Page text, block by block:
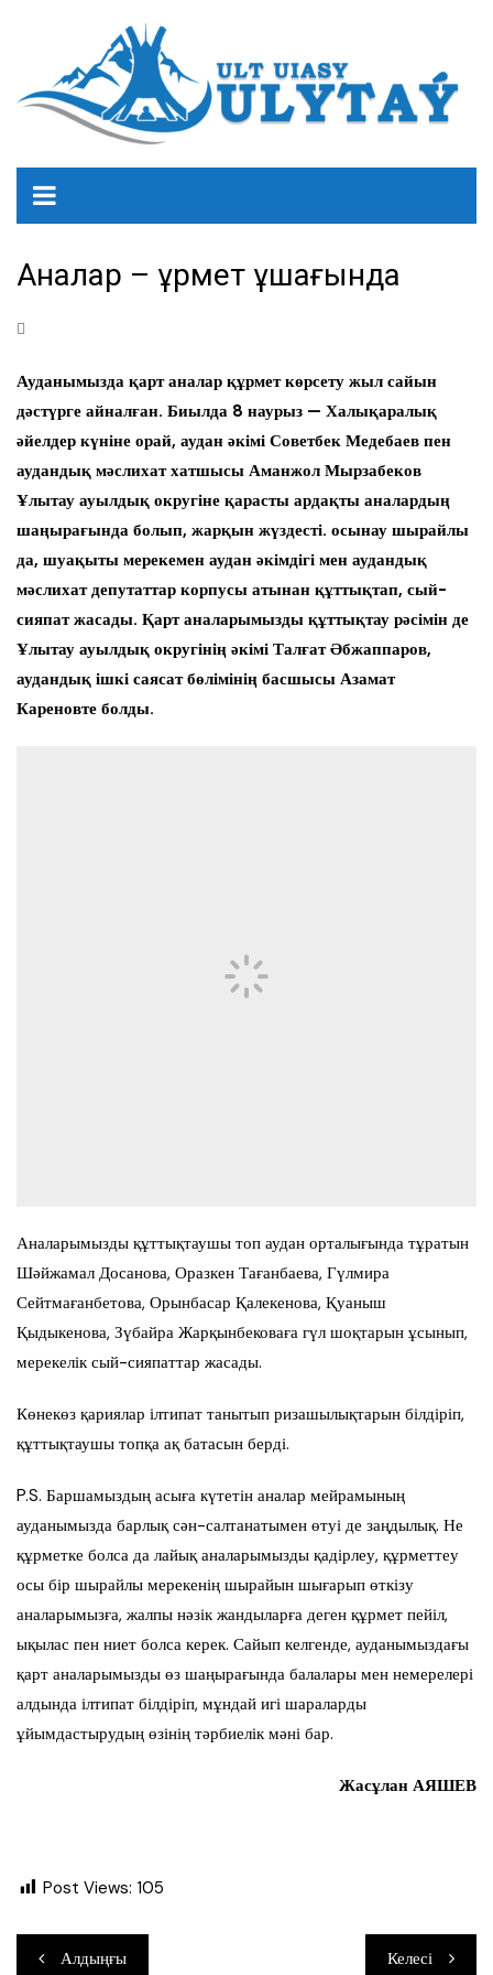
Аналар – құрмет құшағында
Ауданымызда қарт аналар құрмет көрсету жыл сайын
дәстүрге айналған. Биылда 8 наурыз — Халықаралық
әйелдер күніне орай, аудан әкімі Советбек Медебаев пен
аудандық мәслихат хатшысы Аманжол Мырзабеков
Ұлытау ауылдық округіне қарасты ардақты аналардың
шаңырағында болып, жарқын жүздесті. осынау шырайлы
да, шуақыты мерекемен аудан әкімдігі мен аудандық
мәслихат депутаттар корпусы атынан құттықтап, сый-
сияпат жасады. Қарт аналарымызды құттықтау рәсімін де
Ұлытау ауылдық округінің әкімі Талғат Әбжаппаров,
аудандық ішкі саясат бөлімінің басшысы Азамат
Кареновте болды.
Аналарымызды құттықтаушы топ аудан орталығында тұратын
Шәйжамал Досанова, Оразкен Тағанбаева, Гүлмира
Сейтмағанбетова, Орынбасар Қалекенова, Қуаныш
Қыдыкенова, Зүбайра Жарқынбековаға гүл шоқтарын ұсынып,
мерекелік сый-сияпаттар жасады.
Көнекөз қариялар ілтипат танытып ризашылықтарын білдіріп,
құттықтаушы топқа ақ батасын берді.
P.S. Баршамыздың асыға күтетін аналар мейрамының
ауданымызда барлық сән-салтанатымен өтуі де заңдылық. Не
құрметке болса да лайық аналарымызды қадірлеу, құрметтеу
осы бір шырайлы мерекенің шырайын шығарып өткізу
аналарымызға, жалпы нәзік жандыларға деген құрмет пейіл,
ықылас пен ниет болса керек. Сайып келгенде, ауданымыздағы
қарт аналарымызды өз шаңырағында балалары мен немерелері
алдында ілтипат білдіріп, мұндай игі шараларды
ұйымдастырудың өзінің тәрбиелік мәні бар.
Жасұлан АЯШЕВ
Post Views: 105
Навигация
Алдыңғы Келесі